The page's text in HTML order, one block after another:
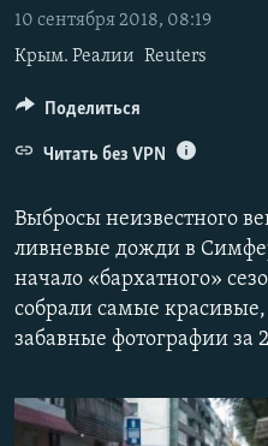
навигации
Вернутся
поиску
КАРТА ВОЕННЫХ ОБЪЕКТОВ
11 ЛЕТ ОККУПАЦИИ КРЫМА. 11
ИСТОРИЯ
ЕЩЕ
ИНТЕРАКТИВ
ИНФОГРАФИКА
СОВЕТЫ ПРАВОЗАЩИТНИКОВ
ПРОПАВШИЕ БЕЗ ВЕСТИ
ПОБЕДИТЕЛЕЙ НЕ СУДЯТ?
ELIFBE
РАДІО СВОБОДА
КАК ОБОЙТИ
Українською
Qırımtatar
ПРИСОЕДИНЯЙТЕСЬ!
10 сентября 2018, 08:19
Крым. Реалии Reuters
Выбросы неизвестного
ливневые дожди в
начало «бархатного»
собрали самые
забавные фотографии за
Поделиться
Читать без VPN